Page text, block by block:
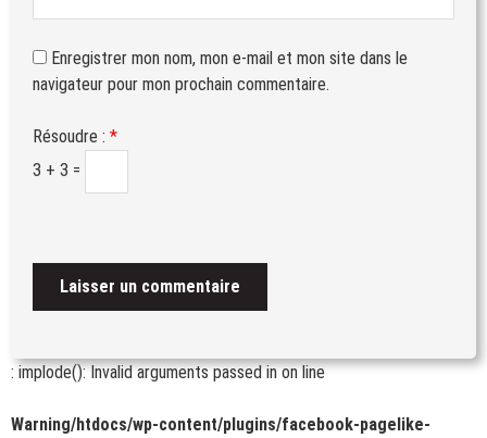
Enregistrer mon nom, mon e-mail et mon site dans le
navigateur pour mon prochain commentaire.
Résoudre : *
3 + 3 =
: implode(): Invalid arguments passed inon line
Warning/htdocs/wp-content/plugins/facebook-pagelike-